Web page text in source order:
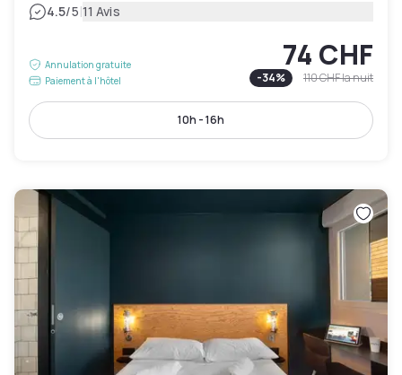
4.5/5|11 Avis
Annulation gratuite
Paiement à l'hôtel
74 CHF
-34% 110 CHFla nuit
10h - 16h